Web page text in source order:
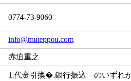
0774-73-9060
info@muteppou.com
赤迫重之
1.代金引換�.銀行振込 のいずれ